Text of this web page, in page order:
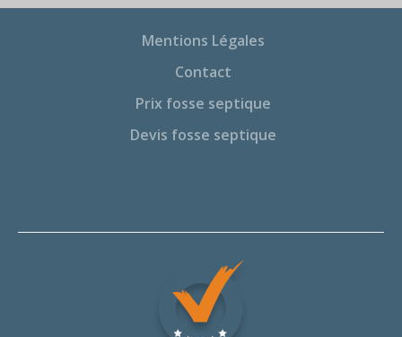
Mentions Légales
Contact
Prix fosse septique
Devis fosse septique